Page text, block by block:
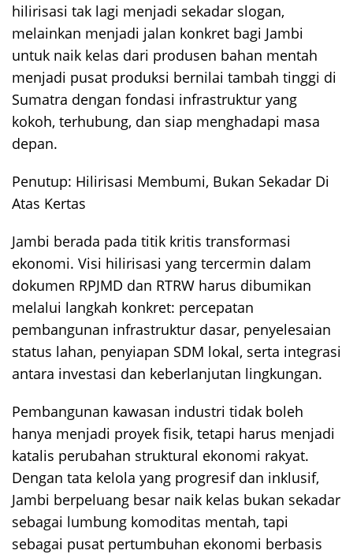
hilirisasi tak lagi menjadi sekadar slogan,
melainkan menjadi jalan konkret bagi Jambi
untuk naik kelas dari produsen bahan mentah
menjadi pusat produksi bernilai tambah tinggi di
Sumatra dengan fondasi infrastruktur yang
kokoh, terhubung, dan siap menghadapi masa
depan.
Penutup: Hilirisasi Membumi, Bukan Sekadar Di
Atas Kertas
Jambi berada pada titik kritis transformasi
ekonomi. Visi hilirisasi yang tercermin dalam
dokumen RPJMD dan RTRW harus dibumikan
melalui langkah konkret: percepatan
pembangunan infrastruktur dasar, penyelesaian
status lahan, penyiapan SDM lokal, serta integrasi
antara investasi dan keberlanjutan lingkungan.
Pembangunan kawasan industri tidak boleh
hanya menjadi proyek fisik, tetapi harus menjadi
katalis perubahan struktural ekonomi rakyat.
Dengan tata kelola yang progresif dan inklusif,
Jambi berpeluang besar naik kelas bukan sekadar
sebagai lumbung komoditas mentah, tapi
sebagai pusat pertumbuhan ekonomi berbasis